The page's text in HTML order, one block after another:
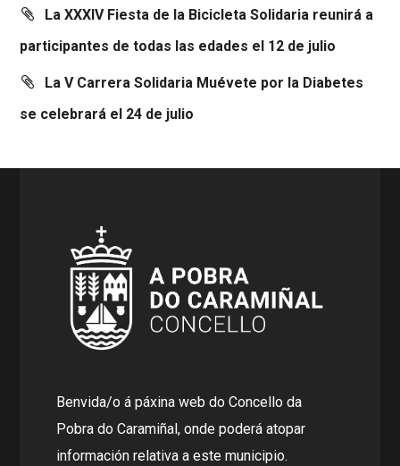
La XXXIV Fiesta de la Bicicleta Solidaria reunirá a
participantes de todas las edades el 12 de julio
La V Carrera Solidaria Muévete por la Diabetes
se celebrará el 24 de julio
Benvida/o á páxina web do Concello da
Pobra do Caramiñal, onde poderá atopar
información relativa a este municipio.